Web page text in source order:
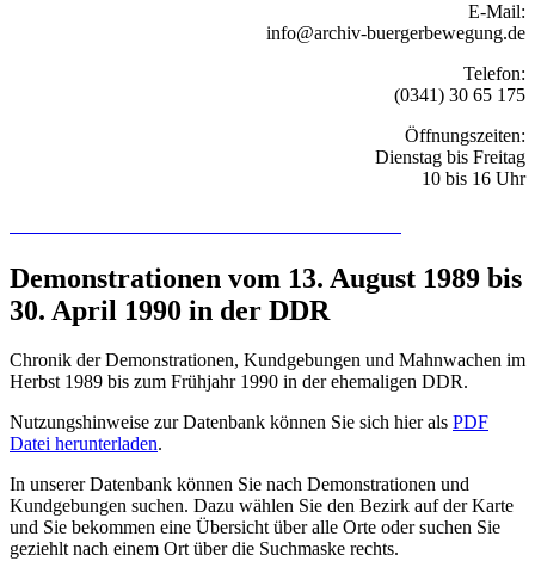
E-Mail:
info@archiv-buergerbewegung.de
Telefon:
(0341) 30 65 175
Öffnungszeiten:
Dienstag bis Freitag
10 bis 16 Uhr
Demonstrationen vom 13. August 1989 bis
30. April 1990 in der DDR
Chronik der Demonstrationen, Kundgebungen und Mahnwachen im
Herbst 1989 bis zum Frühjahr 1990 in der ehemaligen DDR.
Nutzungshinweise zur Datenbank können Sie sich hier als PDF
Datei herunterladen.
In unserer Datenbank können Sie nach Demonstrationen und
Kundgebungen suchen. Dazu wählen Sie den Bezirk auf der Karte
und Sie bekommen eine Übersicht über alle Orte oder suchen Sie
geziehlt nach einem Ort über die Suchmaske rechts.